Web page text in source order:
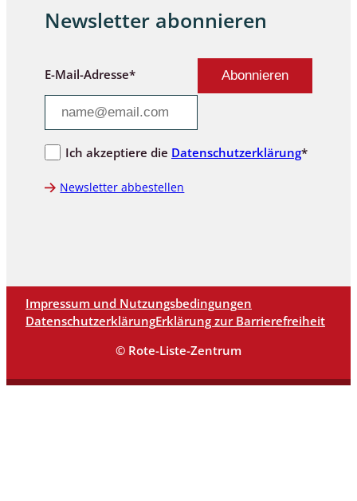
Newsletter abonnieren
E-Mail-Adresse*
Ich akzeptiere die Datenschutzerklärung*
Newsletter abbestellen
Impressum und Nutzungsbedingungen
DatenschutzerklärungErklärung zur Barrierefreiheit
© Rote-Liste-Zentrum